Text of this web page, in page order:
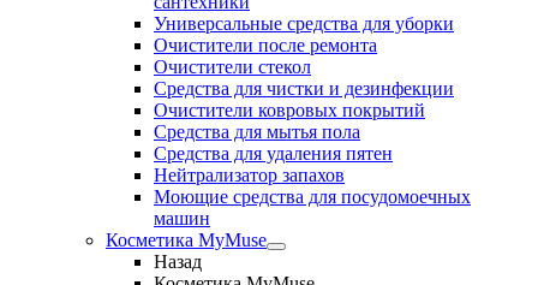
Универсальные средства для уборки
Очистители после ремонта
Очистители стекол
Средства для чистки и дезинфекции
Очистители ковровых покрытий
Средства для мытья пола
Средства для удаления пятен
Нейтрализатор запахов
Моющие средства для посудомоечных
машин
Косметика MyMuse
Назад